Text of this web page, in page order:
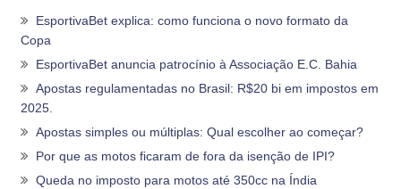
EsportivaBet explica: como funciona o novo formato da
Copa
EsportivaBet anuncia patrocínio à Associação E.C. Bahia
Apostas regulamentadas no Brasil: R$20 bi em impostos em
2025.
Apostas simples ou múltiplas: Qual escolher ao começar?
Por que as motos ficaram de fora da isenção de IPI?
Queda no imposto para motos até 350cc na Índia